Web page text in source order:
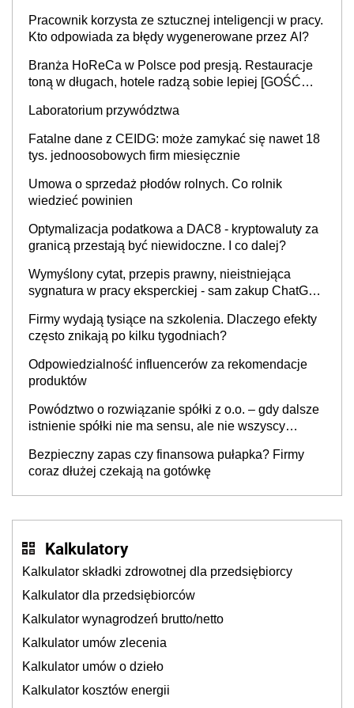
Pracownik korzysta ze sztucznej inteligencji w pracy.
Kto odpowiada za błędy wygenerowane przez AI?
Branża HoReCa w Polsce pod presją. Restauracje
toną w długach, hotele radzą sobie lepiej [GOŚĆ
Laboratorium przywództwa
Fatalne dane z CEIDG: może zamykać się nawet 18
tys. jednoosobowych firm miesięcznie
Umowa o sprzedaż płodów rolnych. Co rolnik
wiedzieć powinien
Optymalizacja podatkowa a DAC8 - kryptowaluty za
granicą przestają być niewidoczne. I co dalej?
Wymyślony cytat, przepis prawny, nieistniejąca
sygnatura w pracy eksperckiej - sam zakup ChatGPT
Firmy wydają tysiące na szkolenia. Dlaczego efekty
często znikają po kilku tygodniach?
Odpowiedzialność influencerów za rekomendacje
produktów
Powództwo o rozwiązanie spółki z o.o. – gdy dalsze
istnienie spółki nie ma sensu, ale nie wszyscy
Bezpieczny zapas czy finansowa pułapka? Firmy
coraz dłużej czekają na gotówkę
Kalkulatory
Kalkulator składki zdrowotnej dla przedsiębiorcy
Kalkulator dla przedsiębiorców
Kalkulator wynagrodzeń brutto/netto
Kalkulator umów zlecenia
Kalkulator umów o dzieło
Kalkulator kosztów energii